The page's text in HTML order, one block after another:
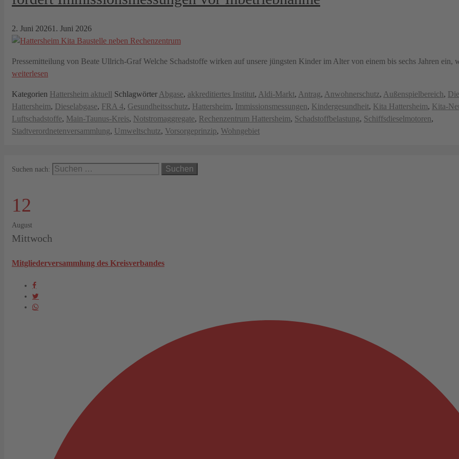
2. Juni 20261. Juni 2026
Pressemitteilung von Beate Ullrich-Graf Welche Schadstoffe wirken auf unsere jüngsten Kinder im Alter von einem bis sechs Jahren ein,
weiterlesen
Kategorien Hattersheim aktuell Schlagwörter Abgase, akkreditiertes Institut, Aldi-Markt, Antrag, Anwohnerschutz, Außenspielbereich,
Hattersheim, Dieselabgase, FRA 4, Gesundheitsschutz, Hattersheim, Immissionsmessungen, Kindergesundheit, Kita Hattersheim, Kita-
Luftschadstoffe, Main-Taunus-Kreis, Notstromaggregate, Rechenzentrum Hattersheim, Schadstoffbelastung, Schiffsdieselmotoren,
Stadtverordnetenversammlung, Umweltschutz, Vorsorgeprinzip, Wohngebiet
Suchen nach:
12
August
Mittwoch
Mitgliederversammlung des Kreisverbandes